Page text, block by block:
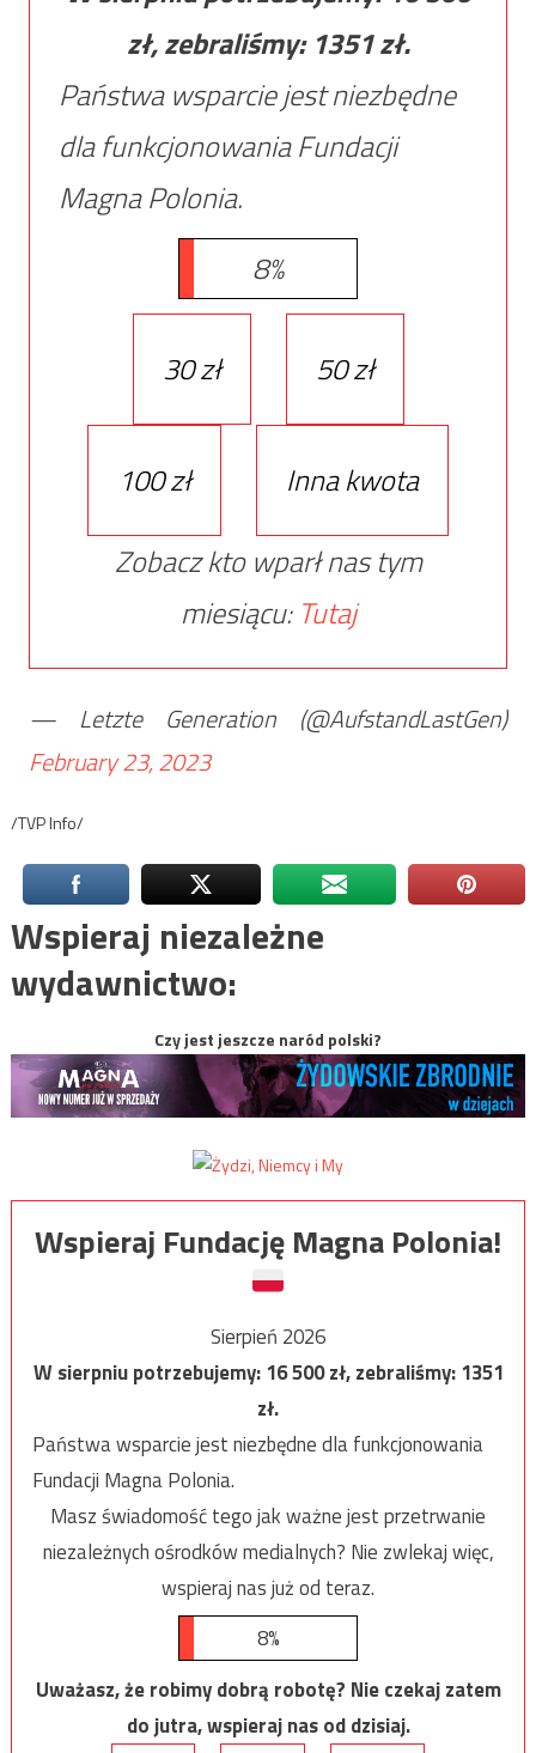
zł, zebraliśmy: 1351zł.
Państwa wsparcie jest niezbędne
dla funkcjonowania Fundacji
Magna Polonia.
8%
30 zł 50 zł
100 zł
Inna kwota
Zobacz kto wparł nas tym
miesiącu: Tutaj
— Letzte Generation (@AufstandLastGen)
February 23, 2023
/TVP Info/
Wspieraj niezależne
wydawnictwo:
Czy jest jeszcze naród polski?
Wspieraj Fundację Magna Polonia!
Sierpień 2026
W sierpniu potrzebujemy:16 500zł, zebraliśmy:1351
zł.
Państwa wsparcie jest niezbędne dla funkcjonowania
Fundacji Magna Polonia.
Masz świadomość tego jak ważne jest przetrwanie
niezależnych ośrodków medialnych? Nie zwlekaj więc,
wspieraj nas już od teraz.
8%
Uważasz, że robimy dobrą robotę? Nie czekaj zatem
do jutra, wspieraj nas od dzisiaj.